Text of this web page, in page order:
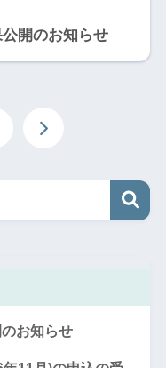
開のお知らせ
お知らせ